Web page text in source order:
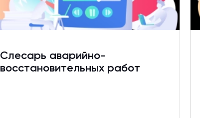
Слесарь аварийно-
восстановительных работ